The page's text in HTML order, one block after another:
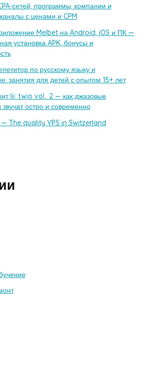
сетей, программы, компании и
с ценами и CPM
Melbet на Android, iOS и ПК —
установка APK, бонусы и
по русскому языку и
занятия для детей с опытом 15+ лет
Iii: twio vol.. 2 — как джазовые
звучат остро и современно
— The quality VPS in Switzerland